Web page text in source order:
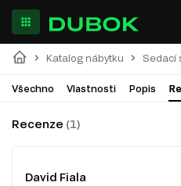
Katalog nábytku Sedací
Všechno Vlastnosti Popis
Recenze (1)
David Fiala